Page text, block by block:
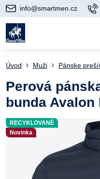
info@smartmen.cz
RECYKLOVANÉ
Novinka
Úvod Muži Pánske
Perová
bunda Avalon